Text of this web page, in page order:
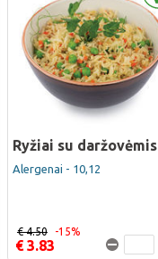
Ryžiai su daržovėmis
Alergenai - 10,12
€ 3.83
€ 4.50 -15%